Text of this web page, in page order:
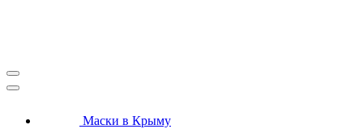
Маски в Крыму